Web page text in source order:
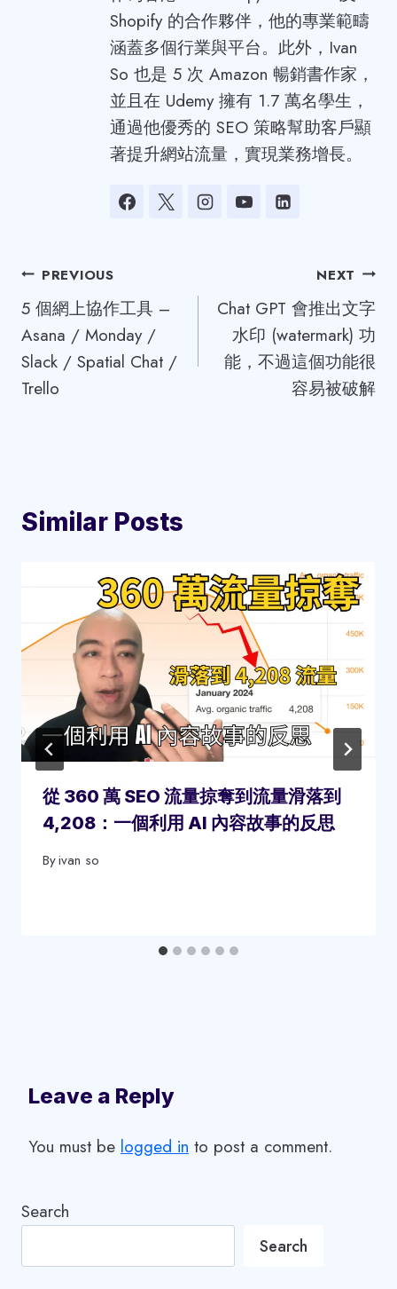
Shopify 的合作夥伴，他的專業範疇
涵蓋多個行業與平台。此外，Ivan
So 也是 5 次 Amazon 暢銷書作家，
並且在 Udemy 擁有 1.7 萬名學生，
通過他優秀的 SEO 策略幫助客戶顯
著提升網站流量，實現業務增長。
Post
navigation
PREVIOUS
5 個網上協作工具 –
Asana / Monday /
Slack / Spatial Chat /
Trello
NEXT
Chat GPT 會推出文字
水印 (watermark) 功
能，不過這個功能很
容易被破解
Similar Posts
從 360 萬 SEO 流量掠奪到流量滑落到
4,208：一個利用 AI 內容故事的反思
Byivan so
Leave a Reply
You must be logged in to post a comment.
Search
Search